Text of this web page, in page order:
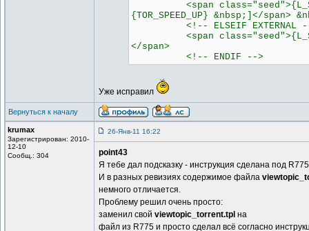
<span
{TOR_SPEED_UP} &nbsp;]</span>
<!-- ELSEIF EXTERNAL
<span
</span>
<!-- ENDIF -->
Уже исправил
Вернуться к началу
krumax
Зарегистрирован: 2010-
12-10
Сообщ.: 304
26-Янв-11 16:22
point43
Я тебе дал подсказку - инструкция сделана под
И в разных ревизиях содержимое файла
немного отличается.
Проблему решил очень просто:
заменил свой viewtopic_torrent.tpl на
файл из R775 и просто сделал всё согласно